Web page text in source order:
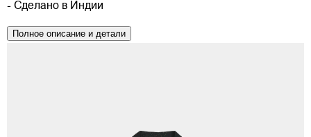
- Сделано в Индии
Полное описание и детали